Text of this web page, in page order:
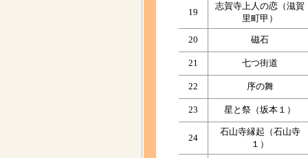
19
志賀寺上人の恋（滋賀
里町甲）
20 磁石
21 七つ街道
22 序の舞
23 星と祭（坂本１）
24
石山寺縁起（石山寺
１）